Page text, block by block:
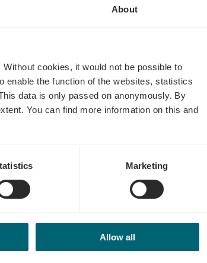
About
Without cookies, it would not be possible to
enable the function of the websites, statistics
data is only passed on anonymously. By
You can find more information on this and
Marketing
Allow all